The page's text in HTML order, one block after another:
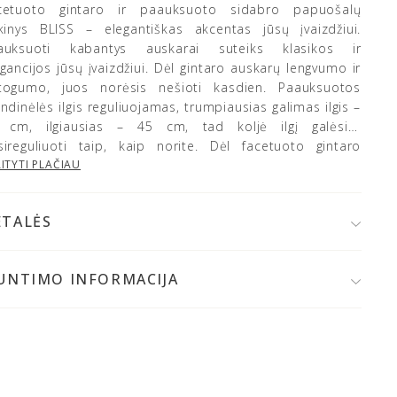
gintaro ir paauksuoto sidabro papuošalų
BLISS – elegantiškas akcentas jūsų įvaizdžiui.
kabantys auskarai suteiks klasikos ir
jūsų įvaizdžiui. Dėl gintaro auskarų lengvumo ir
juos norėsis nešioti kasdien. Paauksuotos
ilgis reguliuojamas, trumpiausias galimas ilgis –
cm, ilgiausias – 45 cm, tad koljė ilgį galėsite
taip, kaip norite. Dėl facetuoto gintaro
būdo blizgiai išpoliruotos gintaro briaunos
arba skaidraus medaus atspalvio.
PLAČIAU
gintarasINFORMACIJA